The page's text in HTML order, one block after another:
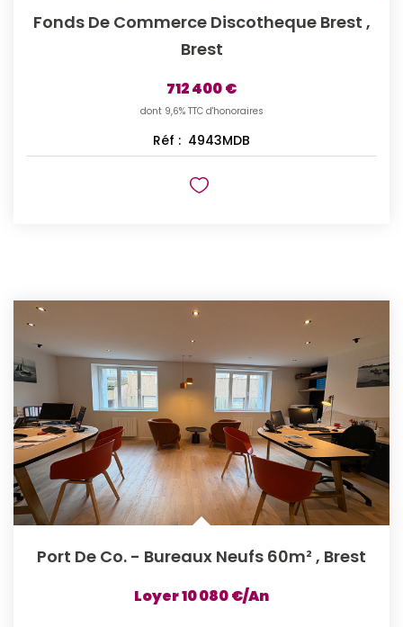
Fonds De Commerce Discotheque Brest ,
Brest
712 400 €
dont 9,6% TTC d'honoraires
Réf : 4943MDB
Port De Co. - Bureaux Neufs 60m² , Brest
Loyer 10 080 €/an